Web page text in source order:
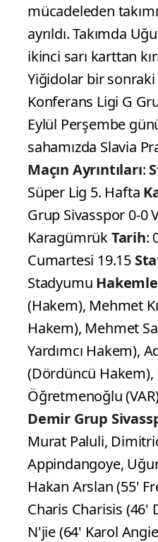
mücadeleden
ayrıldı. Takımda
ikinci sarı karttan
Yiğidolar bir sonraki
Konferans Ligi G
Eylül Perşembe
sahamızda Slavia
Maçın Ayrıntıları:
Süper Lig 5. Hafta
Grup Sivasspor 0-0
KaragümrükTarih:
Cumartesi 19.15
Stadyumu
(Hakem), Mehmet
Hakem), Mehmet
Yardımcı Hakem),
(Dördüncü Hakem),
Öğretmenoğlu
Demir Grup
Murat Paluli,
Appindangoye,
Hakan Arslan (55'
Charis Charisis (46'
N'jie (64' Karol